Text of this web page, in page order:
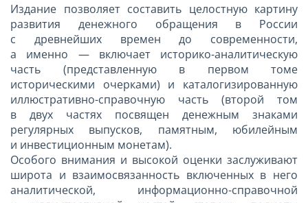
Издание позволяет составить целостную картину
развития денежного обращения в России
с древнейших времен до современности,
а именно — включает историко-аналитическую
часть (представленную в первом томе
историческими очерками) и каталогизированную
иллюстративно-справочную часть (второй том
в двух частях посвящен денежным знаками
регулярных выпусков, памятным, юбилейным
и инвестиционным монетам).
Особого внимания и высокой оценки заслуживают
широта и взаимосвязанность включенных в него
аналитической, информационно-справочной